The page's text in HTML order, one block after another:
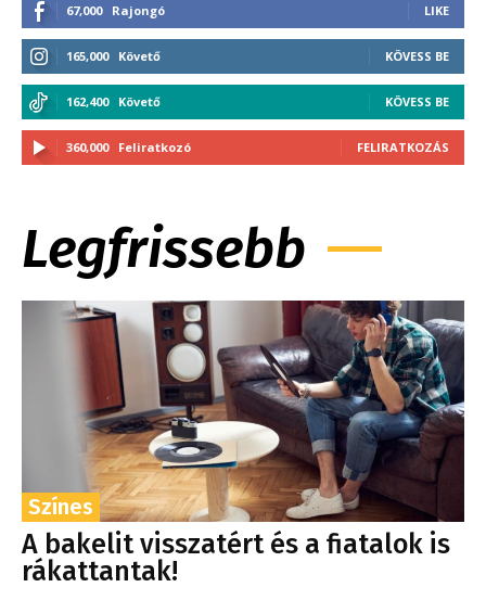
67,000 Rajongó LIKE
165,000 Követő KÖVESS BE
162,400 Követő KÖVESS BE
360,000 Feliratkozó FELIRATKOZÁS
Legfrissebb
Színes
A bakelit visszatért és a fiatalok is
rákattantak!